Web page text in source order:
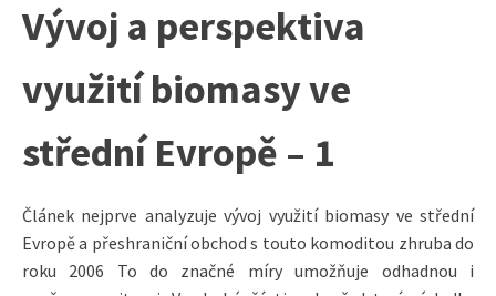
Vývoj a perspektiva
využití biomasy ve
střední Evropě – 1
Článek nejprve analyzuje vývoj využití biomasy ve střední
Evropě a přeshraniční obchod s touto komoditou zhruba do
roku 2006 To do značné míry umožňuje odhadnou i